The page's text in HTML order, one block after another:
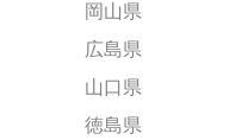
岡山県
広島県
山口県
徳島県